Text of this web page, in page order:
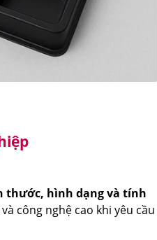
thước, hình dạng và tính
công nghệ cao khi yêu cầu